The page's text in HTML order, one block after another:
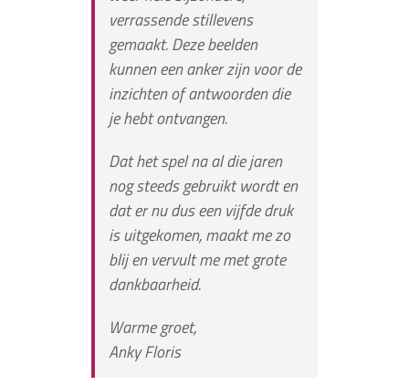
verrassende stillevens
gemaakt. Deze beelden
kunnen een anker zijn voor de
inzichten of antwoorden die
je hebt ontvangen.
Dat het spel na al die jaren
nog steeds gebruikt wordt en
dat er nu dus een vijfde druk
is uitgekomen, maakt me zo
blij en vervult me met grote
dankbaarheid.
Warme groet,
Anky Floris